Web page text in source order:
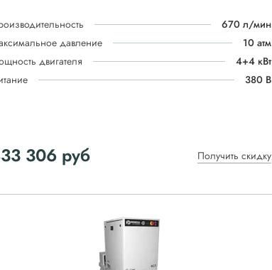
670 л/мин
давление
10 атм
двигателя
4+4 кВт
380 В
306 руб Получить скидку